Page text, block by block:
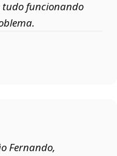
funcionando
Fernando,